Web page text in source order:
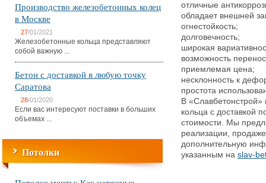
Производство железобетонных колец
в Москве
27/01/2021
Железобетонные кольца представляют
собой важную ...
Бетон с доставкой в любую точку
Саратова
28/01/2020
Если вас интересуют поставки в больших
объемах ...
Потолки
отличные
обладает внешней
огнестойкость;
долговечность;
широкая
возможность
приемлемая цена;
несклонность к
простота
В «Славбетонстрой»
кольца с доставкой
стоимости. Мы
реализации,
дополнительную
указанным на slav-